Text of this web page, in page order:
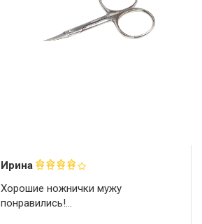
Ирина
Хорошие ножнички мужу
понравились!...